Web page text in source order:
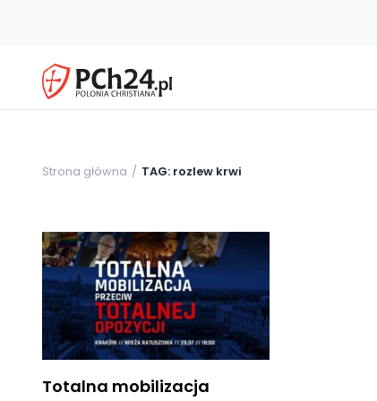
Strona główna TAG: rozlew krwi
Totalna mobilizacja